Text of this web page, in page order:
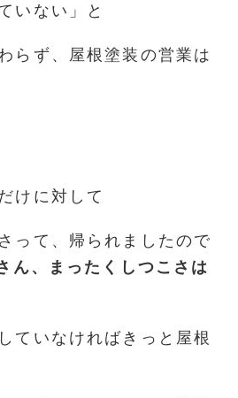
いない」と
らず、屋根塗装の営業は
けに対して
って、帰られましたので
ん、まったくしつこさは
ていなければきっと屋根